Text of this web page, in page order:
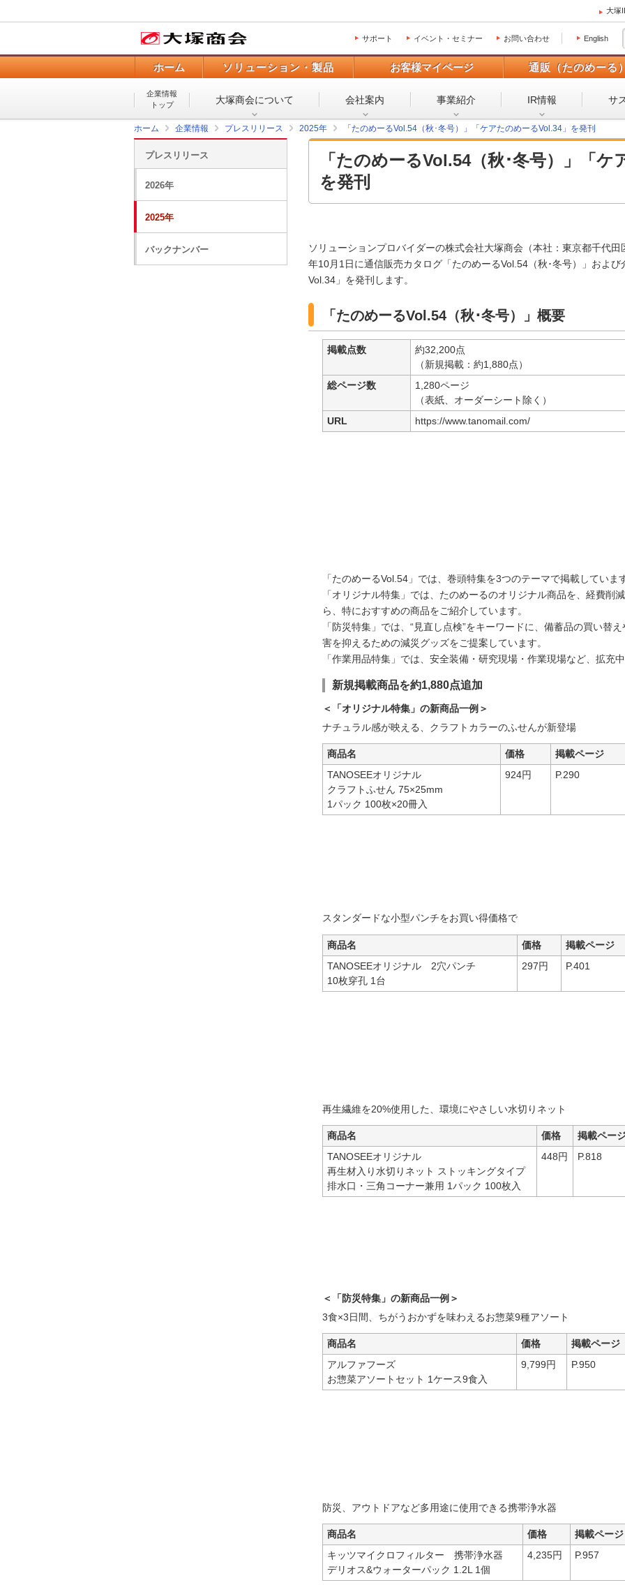
大塚
サポート イベント・セミナー お問い合わせ English
ホーム ソリューション・製品 お客様マイページ 通販（たのめーる
企業情報
トップ
大塚商会について 会社案内 事業紹介 IR情報 サ
ホーム 企業情報 プレスリリース 2025年 「たのめーるVol.54（秋･冬号）」「ケアたのめーるVol.34」を発刊
「たのめーるVol.54（秋･冬号）」「
を発刊
ソリューションプロバイダーの株式会社大塚商会（本社：東京都千代
年10月1日に通信販売カタログ「たのめーるVol.54（秋･冬号）」およ
Vol.34」を発刊します。
「たのめーるVol.54（秋･冬号）」概要
掲載点数
約32,200点
（新規掲載：約1,880点）
総ページ数
1,280ページ
（表紙、オーダーシート除く）
URL
https://www.tanomail.com/
「たのめーるVol.54」では、巻頭特集を3つのテーマで掲載していま
「オリジナル特集」では、たのめーるのオリジナル商品を、経費削
ら、特におすすめの商品をご紹介しています。
「防災特集」では、“見直し点検”をキーワードに、備蓄品の買い替
害を抑えるための減災グッズをご提案しています。
「作業用品特集」では、安全装備・研究現場・作業現場など、拡充
新規掲載商品を約1,880点追加
＜「オリジナル特集」の新商品一例＞
ナチュラル感が映える、クラフトカラーのふせんが新登場
商品名 価格
掲載ページ
TANOSEEオリジナル
クラフトふせん 75×25mm
1パック 100枚×20冊入
924円 P.290
スタンダードな小型パンチをお買い得価格で
商品名 価格
掲載ページ
TANOSEEオリジナル 2穴パンチ
10枚穿孔 1台
297円 P.401
再生繊維を20%使用した、環境にやさしい水切りネット
商品名 価格
掲載ペー
TANOSEEオリジナル
再生材入り水切りネット ストッキングタイプ
排水口・三角コーナー兼用 1パック 100枚入
448円 P.818
＜「防災特集」の新商品一例＞
3食×3日間、ちがうおかずを味わえるお惣菜9種アソート
商品名 価格
掲載ページ
アルファフーズ
お惣菜アソートセット 1ケース9食入
9,799円 P.950
防災、アウトドアなど多用途に使用できる携帯浄水器
商品名 価格
掲載ページ
キッツマイクロフィルター 携帯浄水器
デリオス&ウォーターパック 1.2L 1個
4,235円 P.957
プレスリリース
2026年
2025年
バックナンバー